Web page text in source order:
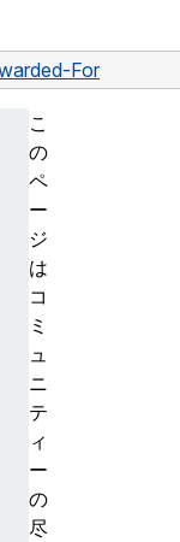
For
こ
の
ペ
ー
ジ
は
コ
ミ
ュ
ニ
テ
ィ
ー
の
尽